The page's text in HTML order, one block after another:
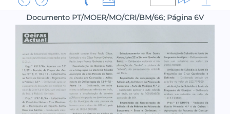
Documento PT/MOER/MO/CRI/BM/66; Página 6V